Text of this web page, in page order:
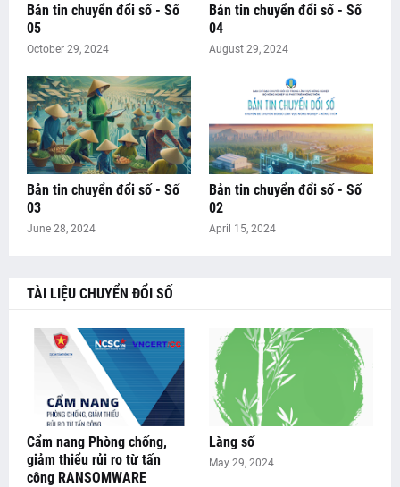
Bản tin chuyển đổi số - Số
05
October 29, 2024
Bản tin chuyển đổi số - Số
04
August 29, 2024
Bản tin chuyển đổi số - Số
03
June 28, 2024
Bản tin chuyển đổi số - Số
02
April 15, 2024
TÀI LIỆU CHUYỂN ĐỔI SỐ
Cẩm nang Phòng chống,
giảm thiểu rủi ro từ tấn
công RANSOMWARE
Làng số
May 29, 2024